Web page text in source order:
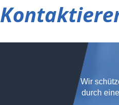
Wir
durch